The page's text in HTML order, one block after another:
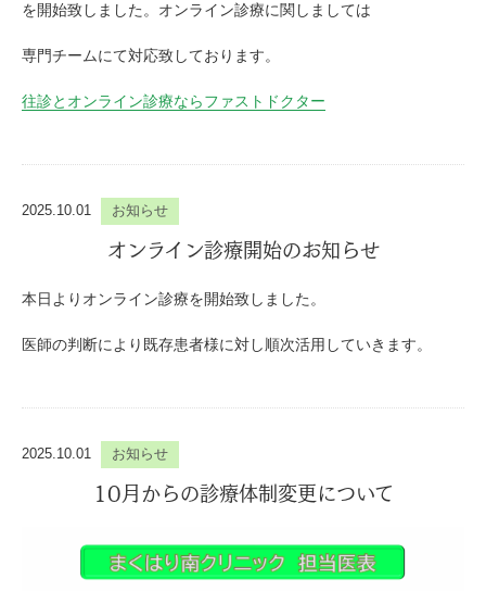
を開始致しました。オンライン診療に関しましては
専門チームにて対応致しております。
往診とオンライン診療ならファストドクター
2025.10.01 お知らせ
オンライン診療開始のお知らせ
本日よりオンライン診療を開始致しました。
医師の判断により既存患者様に対し順次活用していきます。
2025.10.01 お知らせ
10月からの診療体制変更について